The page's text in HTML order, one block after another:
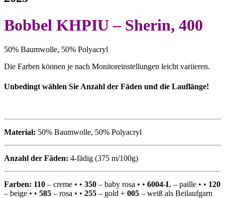
Bobbel KHPIU – Sherin, 400
50% Baumwolle, 50% Polyacryl
Die Farben können je nach Monitoreinstellungen leicht variieren.
Unbedingt wählen Sie Anzahl der Fäden und die Lauflänge!
Material: 50% Baumwolle, 50% Polyacryl
Anzahl der Fäden: 4-fädig (375 m/100g)
Farben: 110 – creme • • 350 – baby rosa • • 6004-L – paille • • 120
– beige • • 585 – rosa • • 255 – gold + 005 – weiß als Beilaufgarn